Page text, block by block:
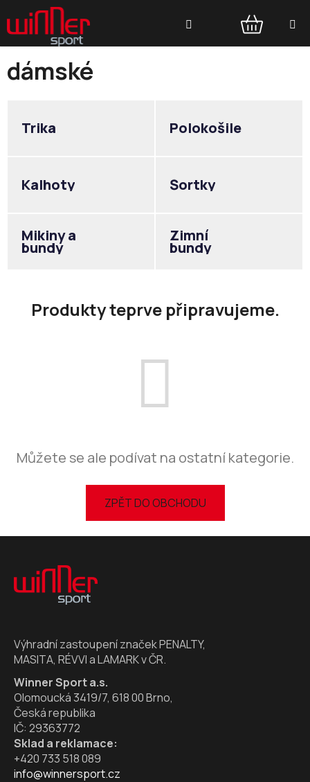
na
obsah
NÁKUPNÍ
dámské
Trika Polokošile
Kalhoty Šortky
Mikiny a
bundy
Zimní
bundy
Produkty teprve připravujeme.
Můžete se ale podívat na ostatní kategorie.
ZPĚT DO OBCHODU
Z
Výhradní zastoupení značek PENALTY,
MASITA, RÉVVI a LAMARK v ČR.
Winner Sport a.s.
Olomoucká 3419/7, 618 00 Brno,
Česká republika
IČ: 29363772
Sklad a reklamace:
+420 733 518 089
info@winnersport.cz